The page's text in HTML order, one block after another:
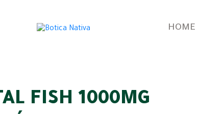
HOME
FISH 1000MG